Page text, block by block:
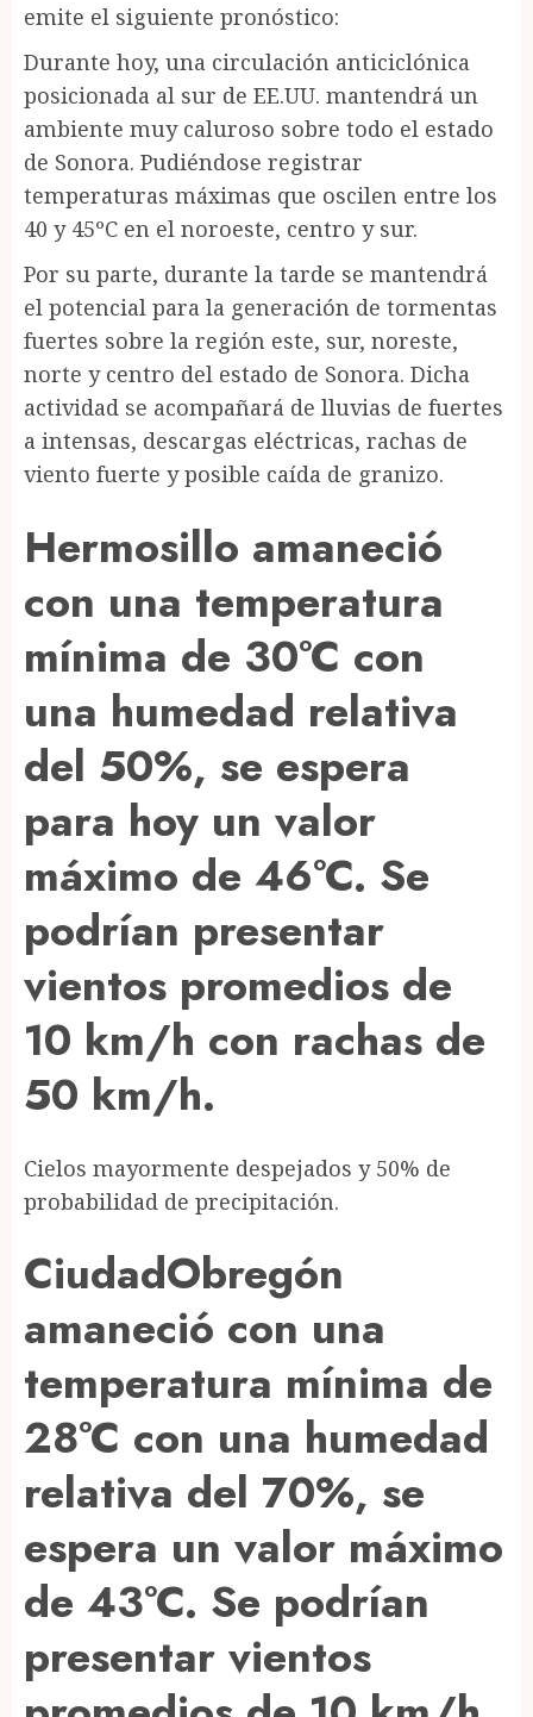
emite el siguiente pronóstico:
Durante hoy, una circulación anticiclónica
posicionada al sur de EE.UU. mantendrá un
ambiente muy caluroso sobre todo el estado
de Sonora. Pudiéndose registrar
temperaturas máximas que oscilen entre los
40 y 45ºC en el noroeste, centro y sur.
Por su parte, durante la tarde se mantendrá
el potencial para la generación de tormentas
fuertes sobre la región este, sur, noreste,
norte y centro del estado de Sonora. Dicha
actividad se acompañará de lluvias de fuertes
a intensas, descargas eléctricas, rachas de
viento fuerte y posible caída de granizo.
Hermosillo amaneció
con una temperatura
mínima de 30°C con
una humedad relativa
del 50%, se espera
para hoy un valor
máximo de 46°C. Se
podrían presentar
vientos promedios de
10 km/h con rachas de
50 km/h.
Cielos mayormente despejados y 50% de
probabilidad de precipitación.
CiudadObregón
amaneció con una
temperatura mínima de
28°C con una humedad
relativa del 70%, se
espera un valor máximo
de 43°C. Se podrían
presentar vientos